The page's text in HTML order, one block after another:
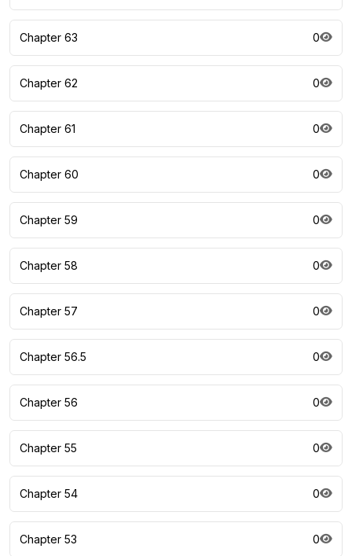
Chapter 63 0
Chapter 62 0
Chapter 61 0
Chapter 60 0
Chapter 59 0
Chapter 58 0
Chapter 57 0
Chapter 56.5 0
Chapter 56 0
Chapter 55 0
Chapter 54 0
Chapter 53 0